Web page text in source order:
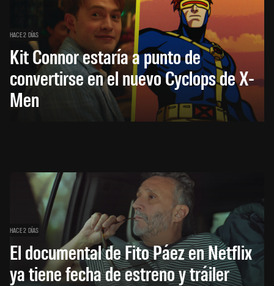
HACE 2 DÍAS
Kit Connor estaría a punto de
convertirse en el nuevo Cyclops de X-
Men
HACE 2 DÍAS
El documental de Fito Páez en Netflix
ya tiene fecha de estreno y tráiler